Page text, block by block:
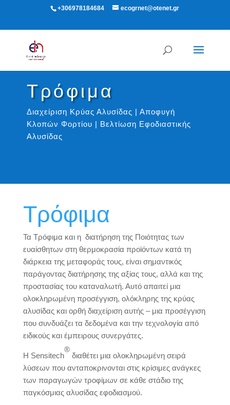
+306978184684 ecogrnet@otenet.gr
Τρόφιμα
Διαχείριση Κρύας Αλυσίδας | Αποφυγή
Κλοπών Φορτίου | Βελτίωση Εφοδιαστικής
Αλυσίδας
Τρόφιμα
Τα Τρόφιμα και η διατήρηση της Ποιότητας των
ευαίσθητων στη θερμοκρασία προϊόντων κατά τη
διάρκεια της μεταφοράς τους, είναι σημαντικός
παράγοντας διατήρησης της αξίας τους, αλλά και της
προστασίας του καταναλωτή. Αυτό απαιτεί μια
ολοκληρωμένη προσέγγιση, ολόκληρης της κρύας
αλυσίδας και ορθή διαχείριση αυτής – μια προσέγγιση
που συνδυάζει τα δεδομένα και την τεχνολογία από
ειδικούς και έμπειρους συνεργάτες.
Η Sensitech
®
διαθέτει μια ολοκληρωμένη σειρά
λύσεων που ανταποκρινονται στις κρίσιμες ανάγκες
των παραγωγών τροφίμων σε κάθε στάδιο της
παγκόσμιας αλυσίδας εφοδιασμού.